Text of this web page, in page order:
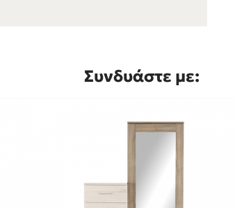
Συνδυάστε με: